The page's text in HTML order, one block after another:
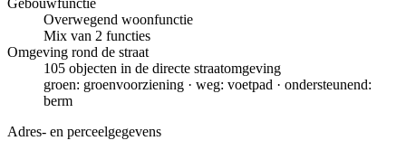
Gebouwfunctie
Overwegend woonfunctie
Mix van 2 functies
Omgeving rond de straat
105 objecten in de directe straatomgeving
groen: groenvoorziening · weg: voetpad · ondersteunend:
berm
Adres- en perceelgegevens